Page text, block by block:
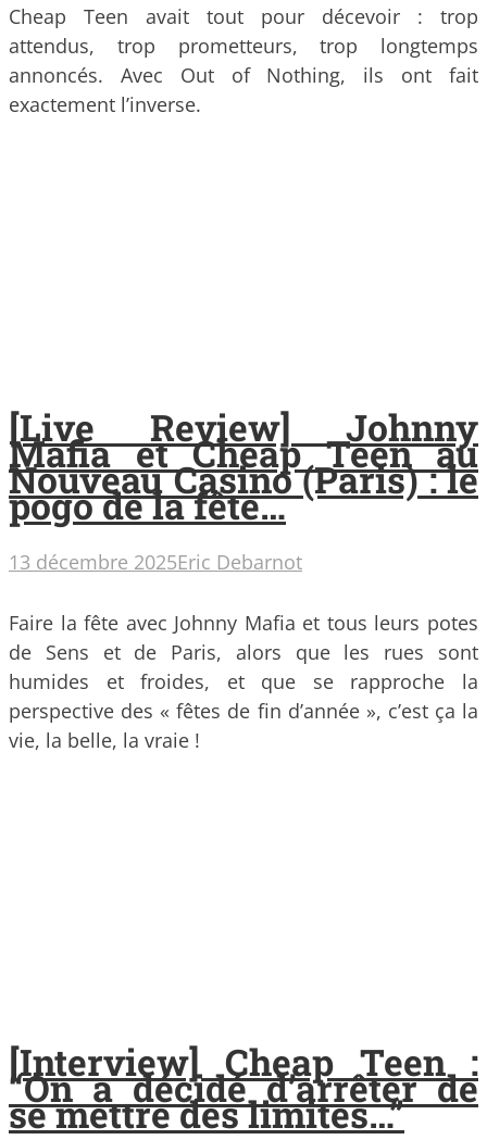
Cheap Teen avait tout pour décevoir : trop
attendus, trop prometteurs, trop longtemps
annoncés. Avec Out of Nothing, ils ont fait
exactement l’inverse.
[Live Review] Johnny
Mafia et Cheap Teen au
Nouveau Casino (Paris) : le
pogo de la fête…
13 décembre 2025Eric Debarnot
Faire la fête avec Johnny Mafia et tous leurs potes
de Sens et de Paris, alors que les rues sont
humides et froides, et que se rapproche la
perspective des « fêtes de fin d’année », c’est ça la
vie, la belle, la vraie !
[Interview] Cheap Teen :
“On a décidé d’arrêter de
se mettre des limites…”